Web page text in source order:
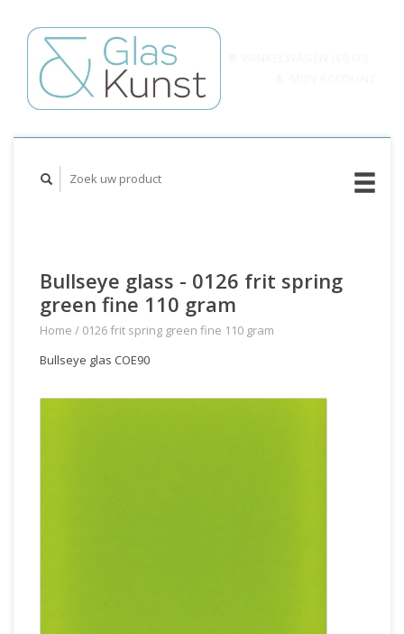
Bullseye glass - 0126 frit spring
green fine 110 gram
Home / 0126 frit spring green fine 110 gram
Bullseye glas COE90